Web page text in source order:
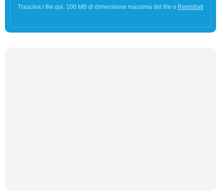
Trascina i file qui. 100 MB di dimensione massima del file o Registrati